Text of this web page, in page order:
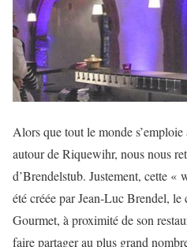
Alors que tout le monde
autour de Riquewihr, nous nous
d’Brendelstub. Justement, cette «
été créée par Jean-Luc Brendel,
Gourmet, à proximité de son
faire partager au plus grand